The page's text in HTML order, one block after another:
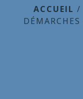
ACCUEIL /
DÉMARCHES